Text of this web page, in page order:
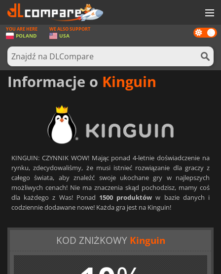
GRY
KARTY DO GIER
OPROGRAMOWANIE
SPRZĘT KOMPUTEROWY
AKTUALNOŚCI
Dark
mode
YOU ARE HERE
POLAND
WE ALSO SUPPORT
USA
Informacje o Kinguin
KINGUIN: CZYNNIK WOW! Mając ponad 4-letnie doświadczenie na
rynku, zdecydowaliśmy, że musi istnieć rozwiązanie dla graczy z
całego świata, aby znaleźć swoje ukochane gry w najlepszych
możliwych cenach! Nie ma znaczenia skąd pochodzisz, mamy coś
dla każdego z Was! Ponad 1500 produktów w bazie danych i
codziennie dodawane nowe! Każda gra jest na Kinguin!
KOD ZNIŻKOWY Kinguin